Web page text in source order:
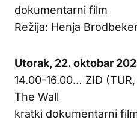
dokumentarni film
Režija: Henja
Utorak, 22. oktobar
14.00-16.00… ZID
The Wall
kratki dokumentarni